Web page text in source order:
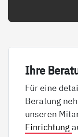
Ih­re
Für eine
Beratung
unseren
Einrichtung